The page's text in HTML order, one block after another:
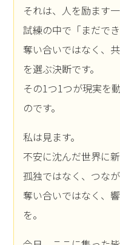
それは、人を励ます
試練の中で「まだで
奪い合いではなく、
を選ぶ決断です。
その1つ1つが現実を
のです。
私は見ます。
不安に沈んだ世界に
孤独ではなく、つな
奪い合いではなく、
を。